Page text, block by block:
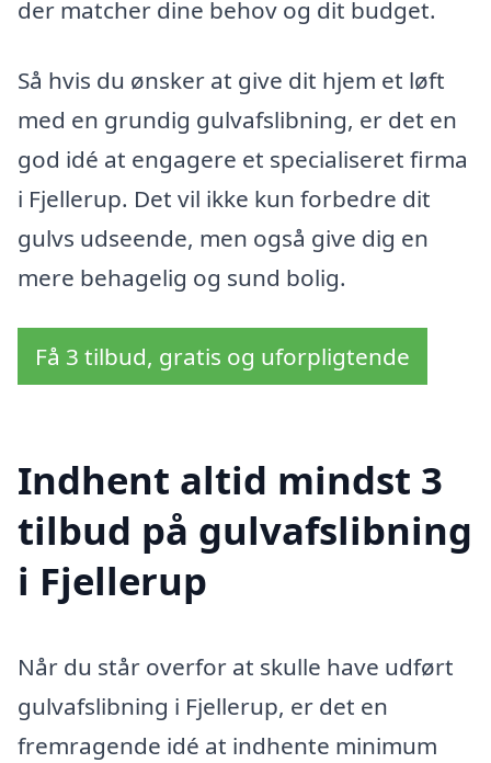
der matcher dine behov og dit budget.
Så hvis du ønsker at give dit hjem et løft
med en grundig gulvafslibning, er det en
god idé at engagere et specialiseret firma
i Fjellerup. Det vil ikke kun forbedre dit
gulvs udseende, men også give dig en
mere behagelig og sund bolig.
Få 3 tilbud, gratis og uforpligtende
Indhent altid mindst 3
tilbud på gulvafslibning
i Fjellerup
Når du står overfor at skulle have udført
gulvafslibning i Fjellerup, er det en
fremragende idé at indhente minimum